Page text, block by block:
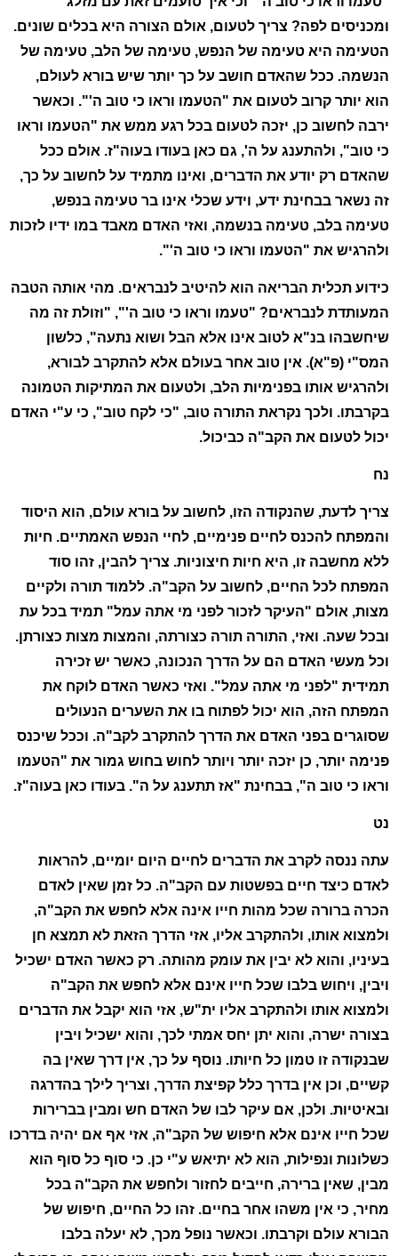
ומכניסים לפה? צריך לטעום, אולם הצורה היא בכלים שונים.
הטעימה היא טעימה של הנפש, טעימה של הלב, טעימה של
הנשמה. ככל שהאדם חושב על כך יותר שיש בורא לעולם,
הוא יותר קרוב לטעום את "הטעמו וראו כי טוב ה'". וכאשר
ירבה לחשוב כן, יזכה לטעום בכל רגע ממש את "הטעמו וראו
כי טוב", ולהתענג על ה', גם כאן בעודו בעוה"ז. אולם ככל
שהאדם רק יודע את הדברים, ואינו מתמיד על לחשוב על כך,
זה נשאר בבחינת ידע, וידע שכלי אינו בר טעימה בנפש,
טעימה בלב, טעימה בנשמה, ואזי האדם מאבד במו ידיו לזכות
ולהרגיש את "הטעמו וראו כי טוב ה'".
כידוע תכלית הבריאה הוא להיטיב לנבראים. מהי אותה הטבה
המעותדת לנבראים? "טעמו וראו כי טוב ה'", "וזולת זה מה
שיחשבהו בנ"א לטוב אינו אלא הבל ושוא נתעה", כלשון
המס"י (פ"א). אין טוב אחר בעולם אלא להתקרב לבורא,
ולהרגיש אותו בפנימיות הלב, ולטעום את המתיקות הטמונה
בקרבתו. ולכך נקראת התורה טוב, "כי לקח טוב", כי ע"י האדם
יכול לטעום את הקב"ה כביכול.
נח
צריך לדעת, שהנקודה הזו, לחשוב על בורא עולם, הוא היסוד
והמפתח להכנס לחיים פנימיים, לחיי הנפש האמתיים. חיות
ללא מחשבה זו, היא חיות חיצוניות. צריך להבין, זהו סוד
המפתח לכל החיים, לחשוב על הקב"ה. ללמוד תורה ולקיים
מצות, אולם "העיקר לזכור לפני מי אתה עמל" תמיד בכל עת
ובכל שעה. ואזי, התורה תורה כצורתה, והמצות מצות כצורתן.
וכל מעשי האדם הם על הדרך הנכונה, כאשר יש זכירה
תמידית "לפני מי אתה עמל". ואזי כאשר האדם לוקח את
המפתח הזה, הוא יכול לפתוח בו את השערים הנעולים
שסוגרים בפני האדם את הדרך להתקרב לקב"ה. וככל שיכנס
פנימה יותר, כן יזכה יותר ויותר לחוש בחוש גמור את "הטעמו
וראו כי טוב ה", בבחינת "אז תתענג על ה". בעודו כאן בעוה"ז.
נט
עתה ננסה לקרב את הדברים לחיים היום יומיים, להראות
לאדם כיצד חיים בפשטות עם הקב"ה. כל זמן שאין לאדם
הכרה ברורה שכל מהות חייו אינה אלא לחפש את הקב"ה,
ולמצוא אותו, ולהתקרב אליו, אזי הדרך הזאת לא תמצא חן
בעיניו, והוא לא יבין את עומק מהותה. רק כאשר האדם ישכיל
ויבין, ויחוש בלבו שכל חייו אינם אלא לחפש את הקב"ה
ולמצוא אותו ולהתקרב אליו ית"ש, אזי הוא יקבל את הדברים
בצורה ישרה, והוא יתן יחס אמתי לכך, והוא ישכיל ויבין
שבנקודה זו טמון כל חיותו. נוסף על כך, אין דרך שאין בה
קשיים, וכן אין בדרך כלל קפיצת הדרך, וצריך לילך בהדרגה
ובאיטיות. ולכן, אם עיקר לבו של האדם חש ומבין בברירות
שכל חייו אינם אלא חיפוש של הקב"ה, אזי אף אם יהיה בדרכו
כשלונות ונפילות, הוא לא יתיאש ע"י כן. כי סוף כל סוף הוא
מבין, שאין ברירה, חייבים לחזור ולחפש את הקב"ה בכל
מחיר, כי אין משהו אחר בחיים. זהו כל החיים, חיפוש של
הבורא עולם וקרבתו. וכאשר נופל מכך, לא יעלה בלבו